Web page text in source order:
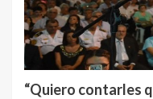
“Quiero contarles